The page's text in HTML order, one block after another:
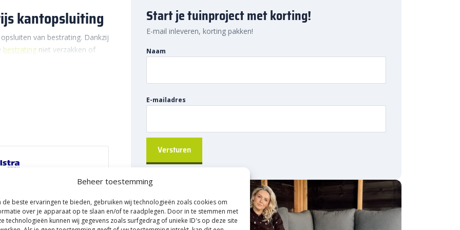
Beheer toestemming
de beste ervaringen te bieden, gebruiken wij technologieën zoals cookies om
over je apparaat op te slaan en/of te raadplegen. Door in te stemmen met
technologieën kunnen wij gegevens zoals surfgedrag of unieke ID's op deze site
kantopsluiting
van bestrating. Dankzij
bestrating niet verzakken of
stevig aangelegd pad, terras
elke vorm bestrating.
je de Opsluitband
om tegels of andere
doorgaans tot 1 cm onder de
die niet direct in het
zeker dat alle banden op
heb je gegarandeerd een
Start je tuinproject met korting!
E-mail inleveren, korting pakken!
Naam
E-mailadres